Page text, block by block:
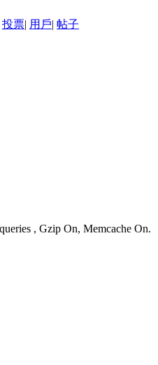
投票| 用戶| 帖子
, Gzip On, Memcache On.